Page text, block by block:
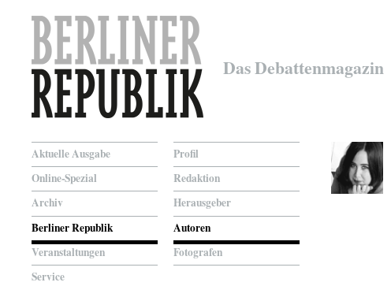
Das Debattenmagazin
Aktuelle Ausgabe
Online-Spezial
Archiv
Berliner Republik
Veranstaltungen
Service
Profil
Redaktion
Herausgeber
Autoren
Fotografen